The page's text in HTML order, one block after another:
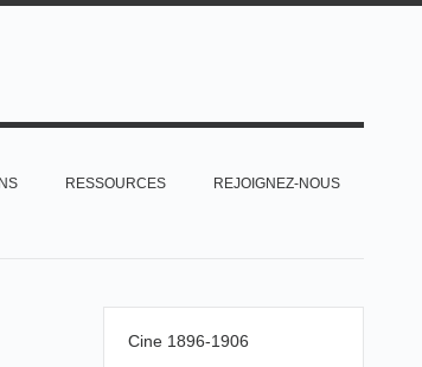
RESSOURCES REJOIGNEZ-NOUS
Cine 1896-1906